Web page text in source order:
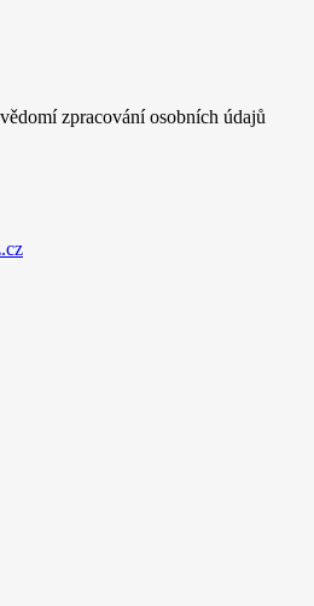
zpracování osobních údajů